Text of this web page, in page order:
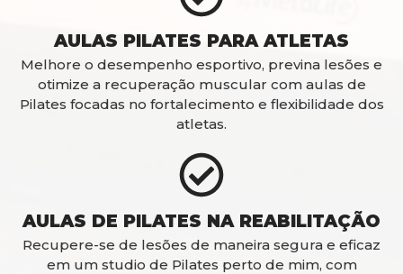
AULAS PILATES PARA ATLETAS
Melhore o desempenho esportivo, previna lesões e
otimize a recuperação muscular com aulas de
Pilates focadas no fortalecimento e flexibilidade dos
atletas.
AULAS DE PILATES NA REABILITAÇÃO
Recupere-se de lesões de maneira segura e eficaz
em um studio de Pilates perto de mim, com